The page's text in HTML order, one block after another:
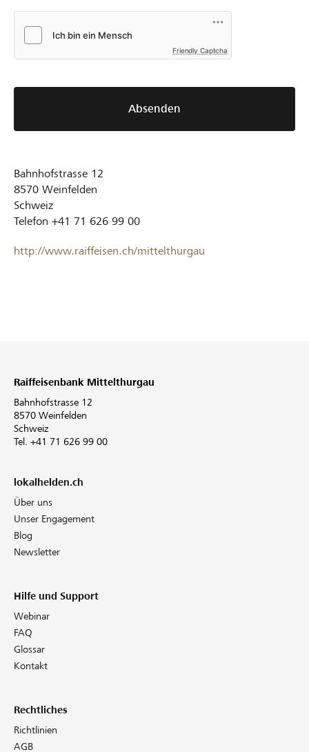
Friendly Captcha
Absenden
Bahnhofstrasse 12
8570 Weinfelden
Schweiz
Telefon +41 71 626 99 00
http://www.raiffeisen.ch/mittelthurgau
Raiffeisenbank Mittelthurgau
Bahnhofstrasse 12
8570 Weinfelden
Schweiz
Tel. +41 71 626 99 00
lokalhelden.ch
Über uns
Unser Engagement
Blog
Newsletter
Hilfe und Support
Webinar
FAQ
Glossar
Kontakt
Rechtliches
Richtlinien
AGB